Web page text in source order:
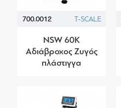
700.0012 T-SCALE
NSW 60K
Αδιάβροχος Ζυγός
πλάστιγγα